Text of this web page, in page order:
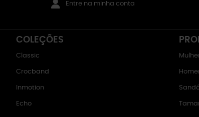
Entre na minha conta
COLEÇÕES
Classic
Crocband
Inmotion
Echo